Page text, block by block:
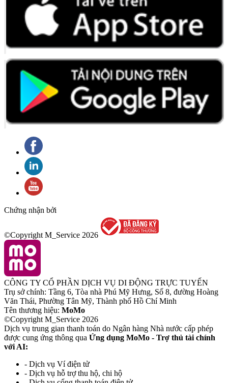
Chứng nhận bởi
©Copyright M_Service 2026
CÔNG TY CỔ PHẦN DỊCH VỤ DI ĐỘNG TRỰC TUYẾN
Trụ sở chính: Tầng 6, Tòa nhà Phú Mỹ Hưng, Số 8, đường Hoàng
Văn Thái, Phường Tân Mỹ, Thành phố Hồ Chí Minh
Tên thương hiệu: MoMo
©Copyright M_Service 2026
Dịch vụ trung gian thanh toán do Ngân hàng Nhà nước cấp phép
được cung ứng thông qua Ứng dụng MoMo - Trợ thủ tài chính
với AI:
- Dịch vụ Ví điện tử
- Dịch vụ hỗ trợ thu hộ, chi hộ